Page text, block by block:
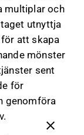
multiplar och
utnyttja
att skapa
mönster
sent
för
genomföra